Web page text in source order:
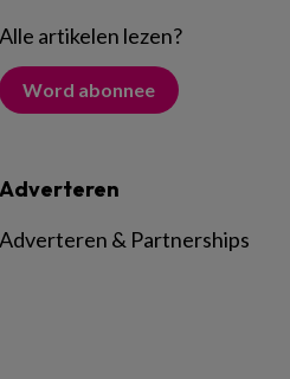
Alle artikelen lezen?
Word abonnee
Adverteren
Adverteren & Partnerships